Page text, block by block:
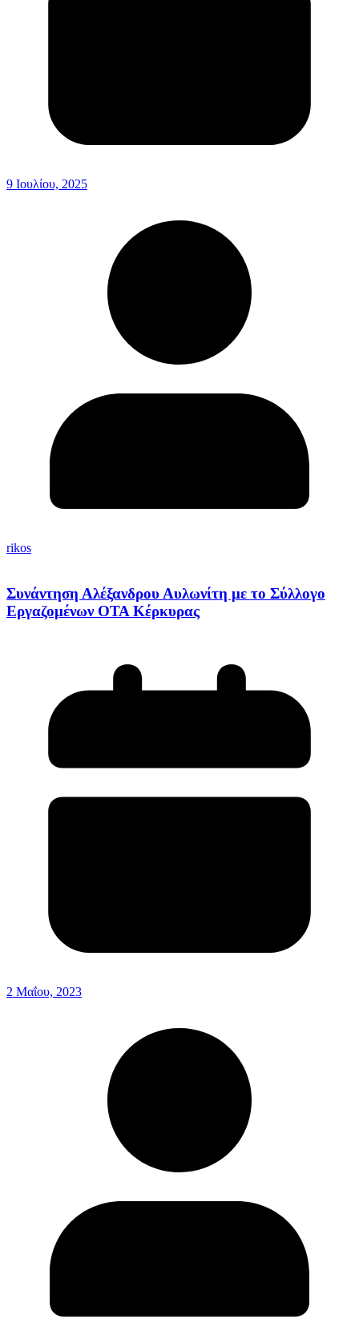
9 Ιουλίου, 2025
rikos
Συνάντηση Αλέξανδρου Αυλωνίτη με το Σύλλογο
Εργαζομένων ΟΤΑ Κέρκυρας
2 Μαΐου, 2023